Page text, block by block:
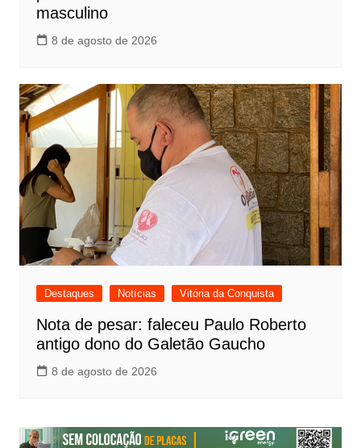
masculino
8 de agosto de 2026
Destaques Notícias Vitória da Conquista
Nota de pesar: faleceu Paulo Roberto
antigo dono do Galetão Gaucho
8 de agosto de 2026